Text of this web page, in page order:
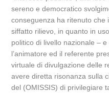
sereno e democratico
conseguenza ha ritenuto che
siffatto rilievo, in quanto in
politico di livello nazionale – e
l’animatore ed il referente
virtuale di divulgazione delle
avere diretta risonanza sulla
del (OMISSIS) di privilegiare